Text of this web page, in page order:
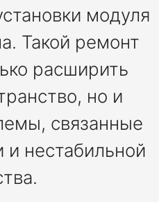
модуля
Такой ремонт
расширить
но и
связанные
нестабильной